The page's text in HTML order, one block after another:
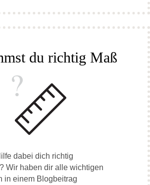
du richtig Maß
dabei dich richtig
Wir haben dir alle wichtigen
in einem Blogbeitrag